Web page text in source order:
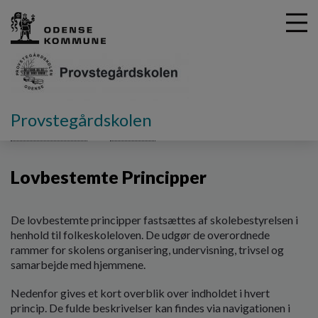
Provstegårdskolen
Skolebestyrelsen
Lovbestemte Principper
De lovbestemte principper fastsættes af skolebestyrelsen i
henhold til folkeskoleloven. De udgør de overordnede
rammer for skolens organisering, undervisning, trivsel og
samarbejde med hjemmene.
Nedenfor gives et kort overblik over indholdet i hvert
princip. De fulde beskrivelser kan findes via navigationen i